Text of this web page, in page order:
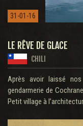
31-01-16
LE RÊVE DE GLACE
CHILI
Après avoir laissé
gendarmerie de
Petit village à